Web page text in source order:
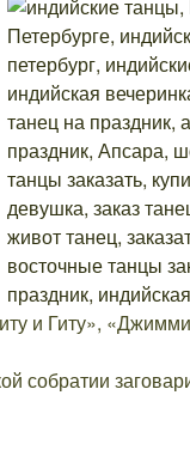
и Гиту»,
собратии